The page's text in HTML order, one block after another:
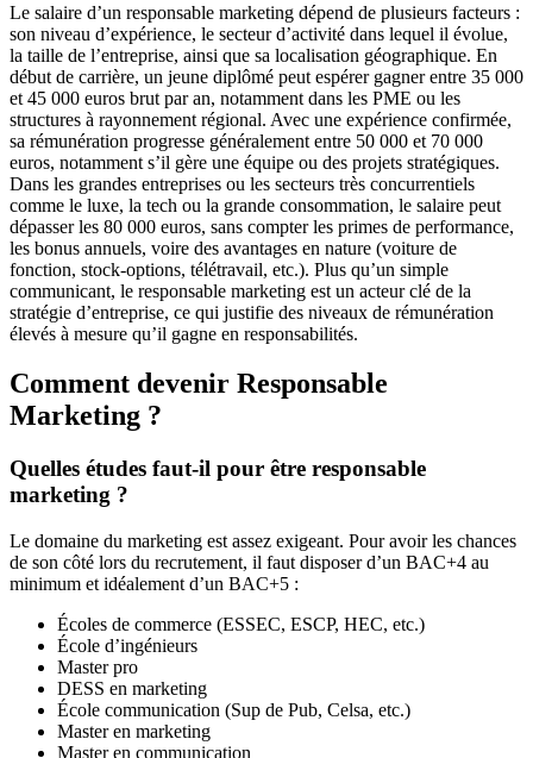
Le salaire d’un responsable marketing dépend de plusieurs facteurs :
son niveau d’expérience, le secteur d’activité dans lequel il évolue,
la taille de l’entreprise, ainsi que sa localisation géographique. En
début de carrière, un jeune diplômé peut espérer gagner entre 35 000
et 45 000 euros brut par an, notamment dans les PME ou les
structures à rayonnement régional. Avec une expérience confirmée,
sa rémunération progresse généralement entre 50 000 et 70 000
euros, notamment s’il gère une équipe ou des projets stratégiques.
Dans les grandes entreprises ou les secteurs très concurrentiels
comme le luxe, la tech ou la grande consommation, le salaire peut
dépasser les 80 000 euros, sans compter les primes de performance,
les bonus annuels, voire des avantages en nature (voiture de
fonction, stock-options, télétravail, etc.). Plus qu’un simple
communicant, le responsable marketing est un acteur clé de la
stratégie d’entreprise, ce qui justifie des niveaux de rémunération
élevés à mesure qu’il gagne en responsabilités.
Comment devenir Responsable
Marketing ?
Quelles études faut-il pour être responsable
marketing ?
Le domaine du marketing est assez exigeant. Pour avoir les chances
de son côté lors du recrutement, il faut disposer d’un BAC+4 au
minimum et idéalement d’un BAC+5 :
Écoles de commerce (ESSEC, ESCP, HEC, etc.)
École d’ingénieurs
Master pro
DESS en marketing
École communication (Sup de Pub, Celsa, etc.)
Master en marketing
Master en communication